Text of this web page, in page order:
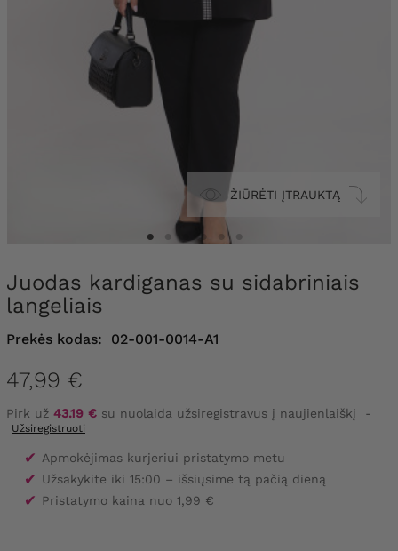
ŽIŪRĖTI ĮTRAUKTĄ
Juodas kardiganas su sidabriniais
langeliais
Prekės kodas: 02-001-0014-A1
47,99 €
Pirk už 43.19 € su nuolaida užsiregistravus į naujienlaiškį -
Užsiregistruoti
✔ Apmokėjimas kurjeriui pristatymo metu
✔ Užsakykite iki 15:00 – išsiųsime tą pačią dieną
✔ Pristatymo kaina nuo 1,99 €